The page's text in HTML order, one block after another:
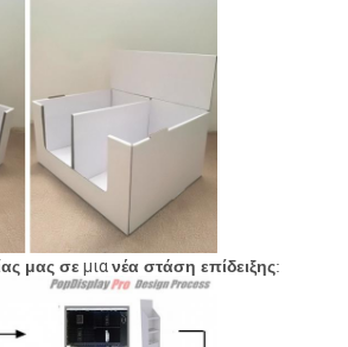
μας σε μιανέα στάση επίδειξης: